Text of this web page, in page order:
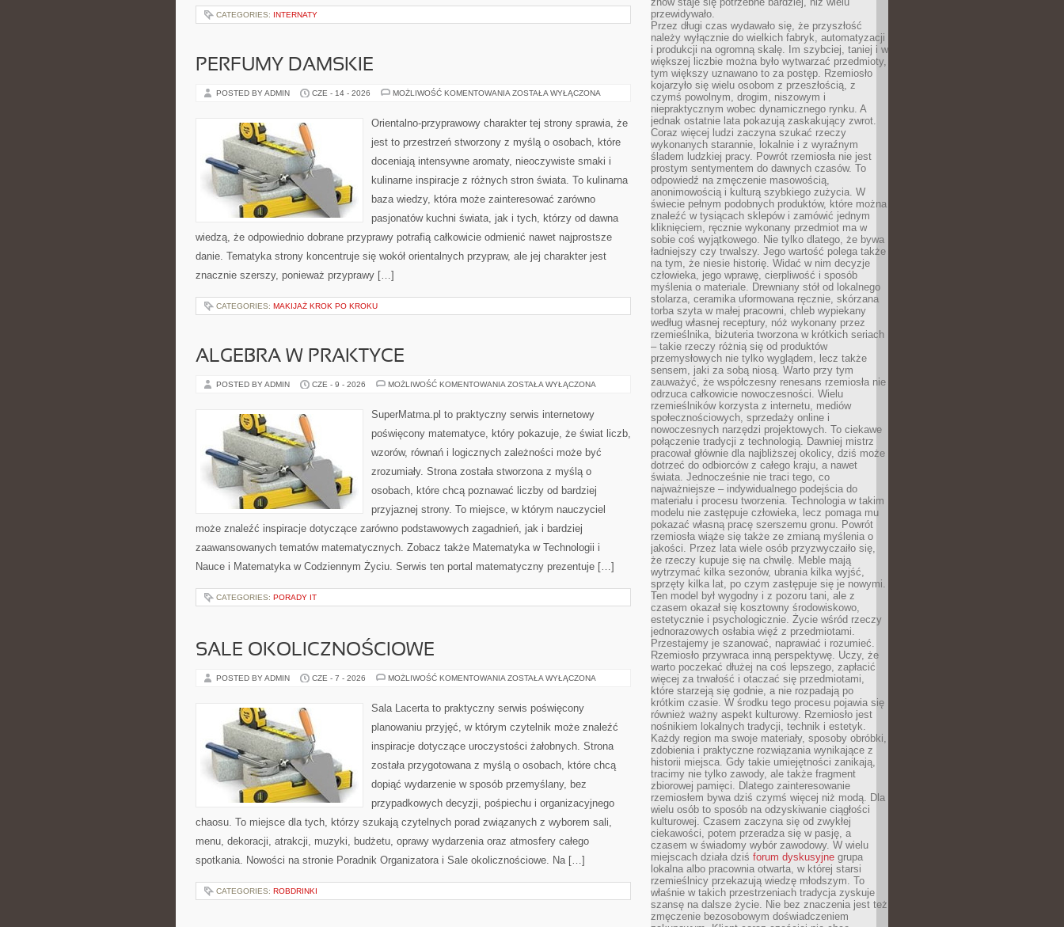
CATEGORIES: INTERNATY
PERFUMY DAMSKIE
POSTED BY ADMIN CZE - 14 - 2026 MOŻLIWOŚĆ KOMENTOWANIA PERFUMY
ZOSTAŁA WYŁĄCZONA
Orientalno-przyprawowy charakter tej strony sprawia, że
jest to przestrzeń stworzony z myślą o osobach, które
doceniają intensywne aromaty, nieoczywiste smaki i
kulinarne inspiracje z różnych stron świata. To kulinarna
baza wiedzy, która może zainteresować zarówno
pasjonatów kuchni świata, jak i tych, którzy od dawna
wiedzą, że odpowiednio dobrane przyprawy potrafią całkowicie odmienić nawet najprostsze
danie. Tematyka strony koncentruje się wokół orientalnych przypraw, ale jej charakter jest
znacznie szerszy, ponieważ przyprawy […]
CATEGORIES: MAKIJAŻ KROK PO KROKU
ALGEBRA W PRAKTYCE
POSTED BY ADMIN CZE - 9 - 2026 MOŻLIWOŚĆ KOMENTOWANIA ALGEBRA
ZOSTAŁA WYŁĄCZONA
SuperMatma.pl to praktyczny serwis internetowy
poświęcony matematyce, który pokazuje, że świat liczb,
wzorów, równań i logicznych zależności może być
zrozumiały. Strona została stworzona z myślą o
osobach, które chcą poznawać liczby od bardziej
przyjaznej strony. To miejsce, w którym nauczyciel
może znaleźć inspiracje dotyczące zarówno podstawowych zagadnień, jak i bardziej
zaawansowanych tematów matematycznych. Zobacz także Matematyka w Technologii i
Nauce i Matematyka w Codziennym Życiu. Serwis ten portal matematyczny prezentuje […]
CATEGORIES: PORADY IT
SALE OKOLICZNOŚCIOWE
POSTED BY ADMIN CZE - 7 - 2026 MOŻLIWOŚĆ KOMENTOWANIA SALE
ZOSTAŁA WYŁĄCZONA
Sala Lacerta to praktyczny serwis poświęcony
planowaniu przyjęć, w którym czytelnik może znaleźć
inspiracje dotyczące uroczystości żałobnych. Strona
została przygotowana z myślą o osobach, które chcą
dopiąć wydarzenie w sposób przemyślany, bez
przypadkowych decyzji, pośpiechu i organizacyjnego
chaosu. To miejsce dla tych, którzy szukają czytelnych porad związanych z wyborem sali,
menu, dekoracji, atrakcji, muzyki, budżetu, oprawy wydarzenia oraz atmosfery całego
spotkania. Nowości na stronie Poradnik Organizatora i Sale okolicznościowe. Na […]
CATEGORIES: ROBDRINKI
przewidywało.
Przez długi czas wydawało się, że przyszłość
należy wyłącznie do wielkich fabryk, automatyzacji
i produkcji na ogromną skalę. Im szybciej, taniej i w
większej liczbie można było wytwarzać przedmioty,
tym większy uznawano to za postęp. Rzemiosło
kojarzyło się wielu osobom z przeszłością, z
czymś powolnym, drogim, niszowym i
niepraktycznym wobec dynamicznego rynku. A
jednak ostatnie lata pokazują zaskakujący zwrot.
Coraz więcej ludzi zaczyna szukać rzeczy
wykonanych starannie, lokalnie i z wyraźnym
śladem ludzkiej pracy. Powrót rzemiosła nie jest
prostym sentymentem do dawnych czasów. To
odpowiedź na zmęczenie masowością,
anonimowością i kulturą szybkiego zużycia. W
świecie pełnym podobnych produktów, które można
znaleźć w tysiącach sklepów i zamówić jednym
kliknięciem, ręcznie wykonany przedmiot ma w
sobie coś wyjątkowego. Nie tylko dlatego, że bywa
ładniejszy czy trwalszy. Jego wartość polega także
na tym, że niesie historię. Widać w nim decyzje
człowieka, jego wprawę, cierpliwość i sposób
myślenia o materiale. Drewniany stół od lokalnego
stolarza, ceramika uformowana ręcznie, skórzana
torba szyta w małej pracowni, chleb wypiekany
według własnej receptury, nóż wykonany przez
rzemieślnika, biżuteria tworzona w krótkich seriach
– takie rzeczy różnią się od produktów
przemysłowych nie tylko wyglądem, lecz także
sensem, jaki za sobą niosą. Warto przy tym
zauważyć, że współczesny renesans rzemiosła nie
odrzuca całkowicie nowoczesności. Wielu
rzemieślników korzysta z internetu, mediów
społecznościowych, sprzedaży online i
nowoczesnych narzędzi projektowych. To ciekawe
połączenie tradycji z technologią. Dawniej mistrz
pracował głównie dla najbliższej okolicy, dziś może
dotrzeć do odbiorców z całego kraju, a nawet
świata. Jednocześnie nie traci tego, co
najważniejsze – indywidualnego podejścia do
materiału i procesu tworzenia. Technologia w takim
modelu nie zastępuje człowieka, lecz pomaga mu
pokazać własną pracę szerszemu gronu. Powrót
rzemiosła wiąże się także ze zmianą myślenia o
jakości. Przez lata wiele osób przyzwyczaiło się,
że rzeczy kupuje się na chwilę. Meble mają
wytrzymać kilka sezonów, ubrania kilka wyjść,
sprzęty kilka lat, po czym zastępuje się je nowymi.
Ten model był wygodny i z pozoru tani, ale z
czasem okazał się kosztowny środowiskowo,
estetycznie i psychologicznie. Życie wśród rzeczy
jednorazowych osłabia więź z przedmiotami.
Przestajemy je szanować, naprawiać i rozumieć.
Rzemiosło przywraca inną perspektywę. Uczy, że
warto poczekać dłużej na coś lepszego, zapłacić
więcej za trwałość i otaczać się przedmiotami,
które starzeją się godnie, a nie rozpadają po
krótkim czasie. W środku tego procesu pojawia się
również ważny aspekt kulturowy. Rzemiosło jest
nośnikiem lokalnych tradycji, technik i estetyk.
Każdy region ma swoje materiały, sposoby obróbki,
zdobienia i praktyczne rozwiązania wynikające z
historii miejsca. Gdy takie umiejętności zanikają,
tracimy nie tylko zawody, ale także fragment
zbiorowej pamięci. Dlatego zainteresowanie
rzemiosłem bywa dziś czymś więcej niż modą. Dla
wielu osób to sposób na odzyskiwanie ciągłości
kulturowej. Czasem zaczyna się od zwykłej
ciekawości, potem przeradza się w pasję, a
czasem w świadomy wybór zawodowy. W wielu
miejscach działa dziś forum dyskusyjne grupa
lokalna albo pracownia otwarta, w której starsi
rzemieślnicy przekazują wiedzę młodszym. To
właśnie w takich przestrzeniach tradycja zyskuje
szansę na dalsze życie. Nie bez znaczenia jest też
zmęczenie bezosobowym doświadczeniem